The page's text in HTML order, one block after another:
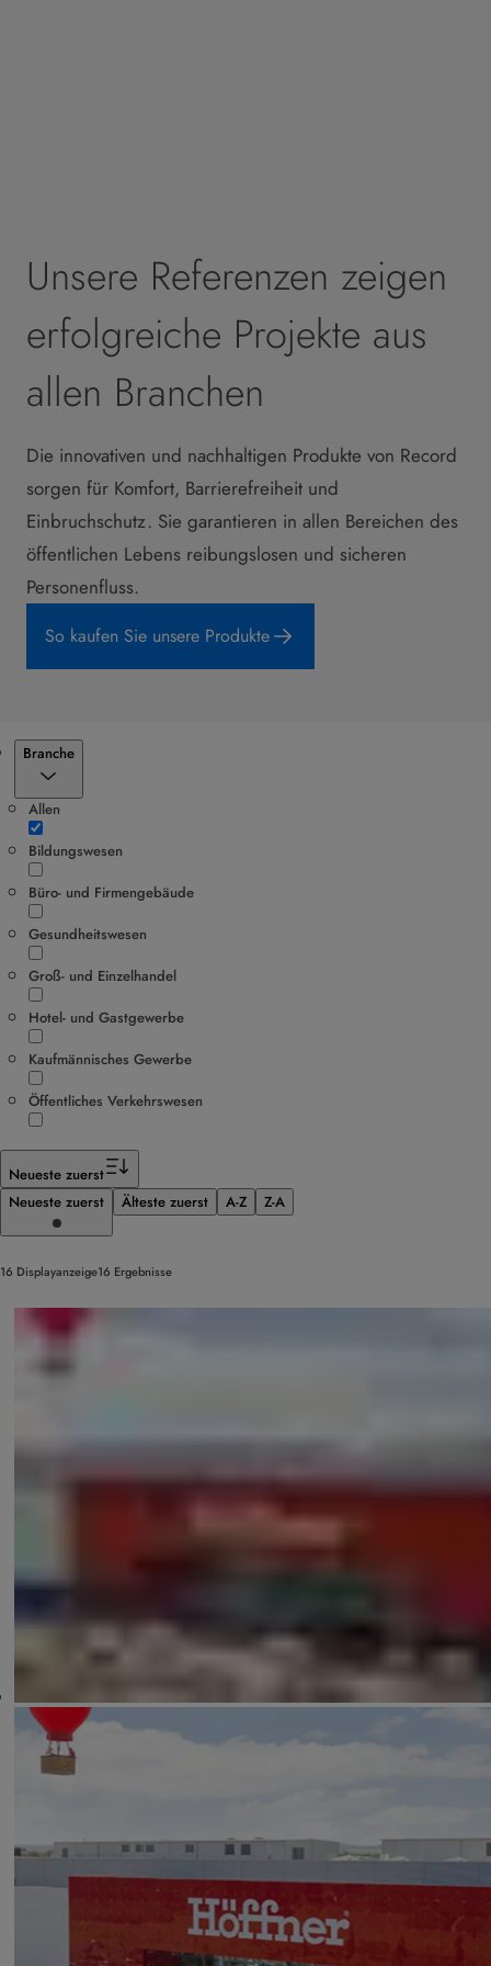
Unsere Referenzen zeigen
erfolgreiche Projekte aus
allen Branchen
Die innovativen und nachhaltigen Produkte von Record
sorgen für Komfort, Barrierefreiheit und
Einbruchschutz. Sie garantieren in allen Bereichen des
öffentlichen Lebens reibungslosen und sicheren
Personenfluss.
So kaufen Sie unsere Produkte
Branche
Allen
Bildungswesen
Büro- und Firmengebäude
Gesundheitswesen
Groß- und Einzelhandel
Hotel- und Gastgewerbe
Kaufmännisches Gewerbe
Öffentliches Verkehrswesen
Neueste zuerst
Neueste zuerst
Älteste zuerst A-Z Z-A
16 Displayanzeige16 Ergebnisse